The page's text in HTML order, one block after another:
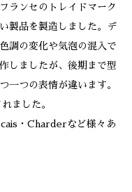
ランセのトレイドマーク
製品を製造しました。デ
調の変化や気泡の混入で
しましたが、後期まで型
一つの表情が違います。
ました。
・Charderなど様々あ